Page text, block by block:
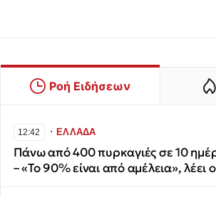
Ροή Ειδήσεων
12:42 ∙ΕΛΛΑΔΑ
Πάνω από 400 πυρκαγιές σε 10
– «Το 90% είναι από αμέλεια», λέει